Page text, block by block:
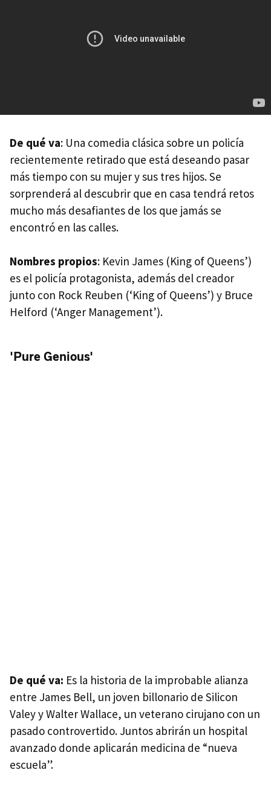
De qué va: Una comedia clásica sobre un policía
recientemente retirado que está deseando pasar
más tiempo con su mujer y sus tres hijos. Se
sorprenderá al descubrir que en casa tendrá retos
mucho más desafiantes de los que jamás se
encontró en las calles.
Nombres propios: Kevin James (King of Queens’)
es el policía protagonista, además del creador
junto con Rock Reuben (‘King of Queens’) y Bruce
Helford (‘Anger Management’).
'Pure Genious'
De qué va: Es la historia de la improbable alianza
entre James Bell, un joven billonario de Silicon
Valey y Walter Wallace, un veterano cirujano con un
pasado controvertido. Juntos abrirán un hospital
avanzado donde aplicarán medicina de “nueva
escuela”.